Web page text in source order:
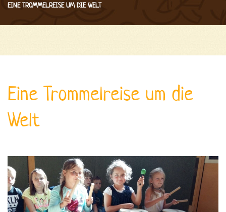
EINE TROMMELREISE UM DIE WELT
Eine Trommelreise um die
Welt